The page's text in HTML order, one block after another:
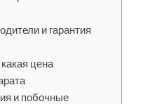
и гарантия
цена
и побочные